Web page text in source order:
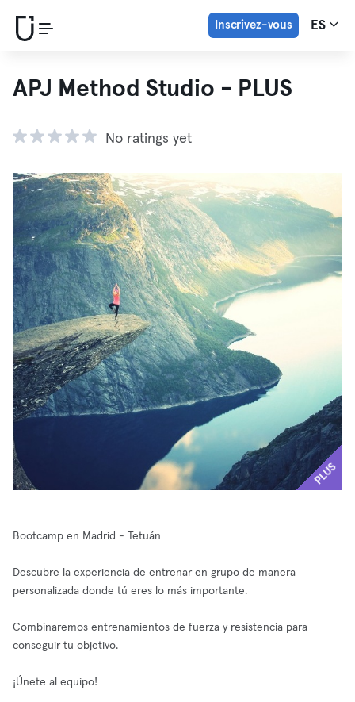
Inscrivez-vous ES
APJ Method Studio - PLUS
No ratings yet
PLUS
Bootcamp en Madrid - Tetuán
Descubre la experiencia de entrenar en grupo de manera
personalizada donde tú eres lo más importante.
Combinaremos entrenamientos de fuerza y resistencia para
conseguir tu objetivo.
¡Únete al equipo!